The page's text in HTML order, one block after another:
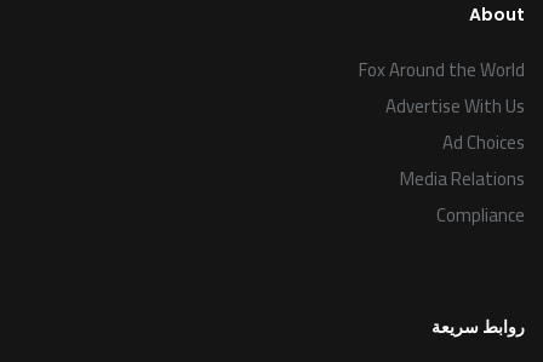
About
Fox Around the World
Advertise With Us
Ad Choices
Media Relations
Compliance
روابط سريعة